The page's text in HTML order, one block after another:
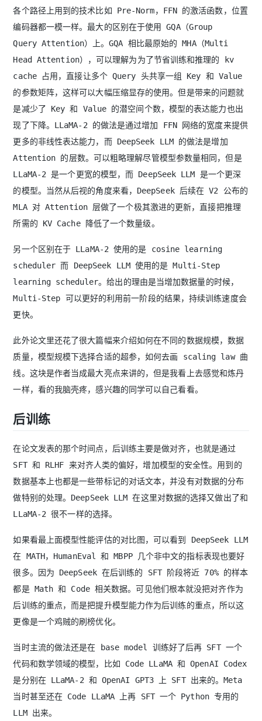
各个路径上用到的技术比如 Pre-Norm，FFN 的激活函数，位置
编码器都一模一样。最大的区别在于使用 GQA（Group
Query Attention）上。GQA 相比最原始的 MHA（Multi
Head Attention），可以理解为为了节省训练和推理的 kv
cache 占用，直接让多个 Query 头共享一组 Key 和 Value
的参数矩阵，这样可以大幅压缩显存的使用。但是带来的问题就
是减少了 Key 和 Value 的潜空间个数，模型的表达能力也出
现了下降。LLaMA-2 的做法是通过增加 FFN 网络的宽度来提供
更多的非线性表达能力，而 DeepSeek LLM 的做法是增加
Attention 的层数。可以粗略理解尽管模型参数量相同，但是
LLaMA-2 是一个更宽的模型，而 DeepSeek LLM 是一个更深
的模型。当然从后视的角度来看，DeepSeek 后续在 V2 公布的
MLA 对 Attention 层做了一个极其激进的更新，直接把推理
所需的 KV Cache 降低了一个数量级。
另一个区别在于 LLaMA-2 使用的是 cosine learning
scheduler 而 DeepSeek LLM 使用的是 Multi-Step
learning scheduler。给出的理由是当增加数据量的时候，
Multi-Step 可以更好的利用前一阶段的结果，持续训练速度会
更快。
此外论文里还花了很大篇幅来介绍如何在不同的数据规模，数据
质量，模型规模下选择合适的超参，如何去画 scaling law 曲
线。这块是作者当成最大亮点来讲的，但是我看上去感觉和炼丹
一样，看的我脑壳疼，感兴趣的同学可以自己看看。
后训练
在论文发表的那个时间点，后训练主要是做对齐，也就是通过
SFT 和 RLHF 来对齐人类的偏好，增加模型的安全性。用到的
数据基本上也都是一些带标记的对话文本，并没有对数据的分布
做特别的处理。DeepSeek LLM 在这里对数据的选择又做出了和
LLaMA-2 很不一样的选择。
如果看最上面模型性能评估的对比图，可以看到 DeepSeek LLM
在 MATH，HumanEval 和 MBPP 几个非中文的指标表现也要好
很多。因为 DeepSeek 在后训练的 SFT 阶段将近 70% 的样本
都是 Math 和 Code 相关数据。可见他们根本就没把对齐作为
后训练的重点，而是把提升模型能力作为后训练的重点，所以这
更像是一个鸡贼的刷榜优化。
当时主流的做法还是在 base model 训练好了后再 SFT 一个
代码和数学领域的模型，比如 Code LLaMA 和 OpenAI Codex
是分别在 LLaMA-2 和 OpenAI GPT3 上 SFT 出来的。Meta
当时甚至还在 Code LLaMA 上再 SFT 一个 Python 专用的
LLM 出来。